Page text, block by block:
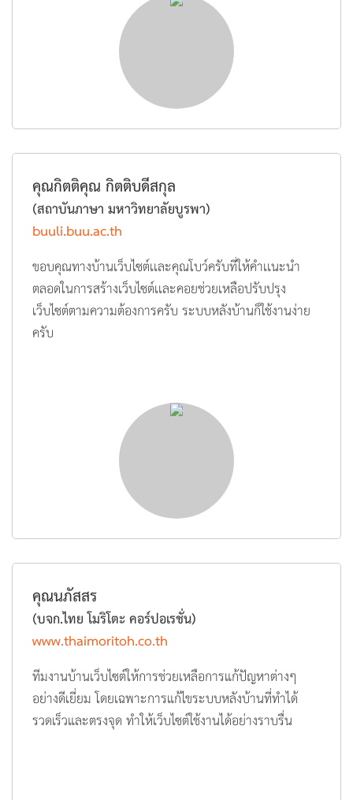
งานแล้ว ทีมงานยังคอยดูแลและให้คำปรึกษาเพิ่มเติม ทำให้
มั่นใจได้ว่าจะสามารถใช้งานเว็บไซต์ได้อย่างราบรื่น ถือเป็น
ประสบการณ์ที่ดี และอยากจะแนะนำบริการนี้ให้กับผู้ที่
กำลังมองหาทีมงานทำเว็บไซต์คุณภาพ
คุณกิตติคุณ กิตติบดีสกุล
(สถาบันภาษา มหาวิทยาลัยบูรพา)
buuli.buu.ac.th
ขอบคุณทางบ้านเว็บไซต์เเละคุณโบว์ครับที่ให้คำเเนะนำ
ตลอดในการสร้างเว็บไซต์เเละคอยช่วยเหลือปรับปรุง
เว็บไซต์ตามความต้องการครับ ระบบหลังบ้านก็ใช้งานง่าย
ครับ
คุณนภัสสร
(บจก.ไทย โมริโตะ คอร์ปอเรชั่น)
www.thaimoritoh.co.th
ทีมงานบ้านเว็บไซต์ให้การช่วยเหลือการแก้ปัญหาต่างๆ
อย่างดีเยี่ยม โดยเฉพาะการแก้ไขระบบหลังบ้านที่ทำได้
รวดเร็วและตรงจุด ทำให้เว็บไซต์ใช้งานได้อย่างราบรื่น